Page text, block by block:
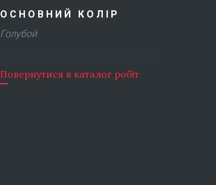
ОСНОВНИЙ КОЛІР
Голубой
Повернутися в каталог робіт